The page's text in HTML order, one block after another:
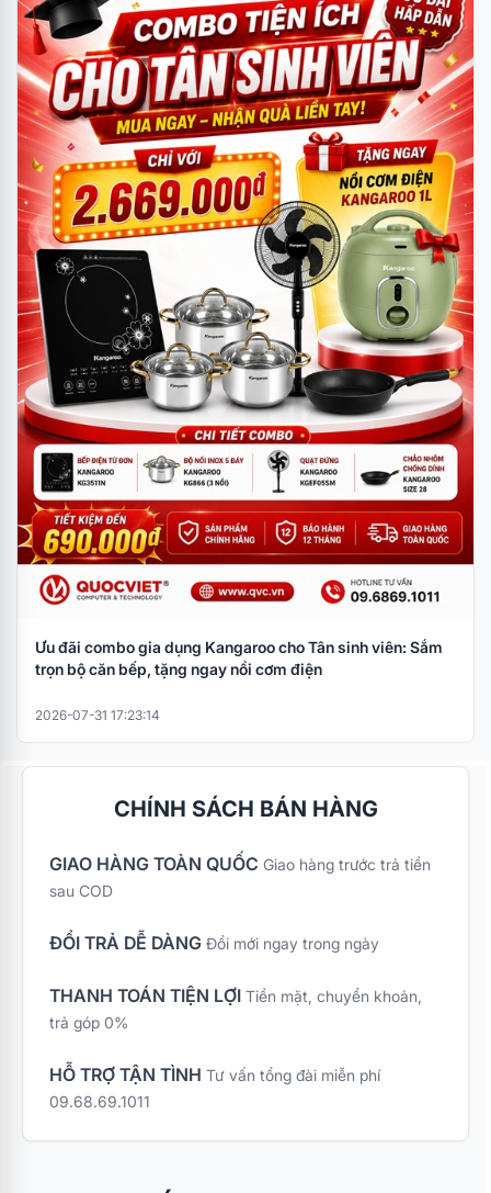
Ưu đãi combo gia dụng Kangaroo cho Tân sinh viên: Sắm
trọn bộ căn bếp, tặng ngay nồi cơm điện
2026-07-31 17:23:14
CHÍNH SÁCH BÁN HÀNG
GIAO HÀNG TOÀN QUỐC Giao hàng trước trả tiền
sau COD
ĐỔI TRẢ DỄ DÀNG Đổi mới ngay trong ngày
THANH TOÁN TIỆN LỢI Tiền mặt, chuyển khoản,
trả góp 0%
HỖ TRỢ TẬN TÌNH Tư vấn tổng đài miễn phí
09.68.69.1011